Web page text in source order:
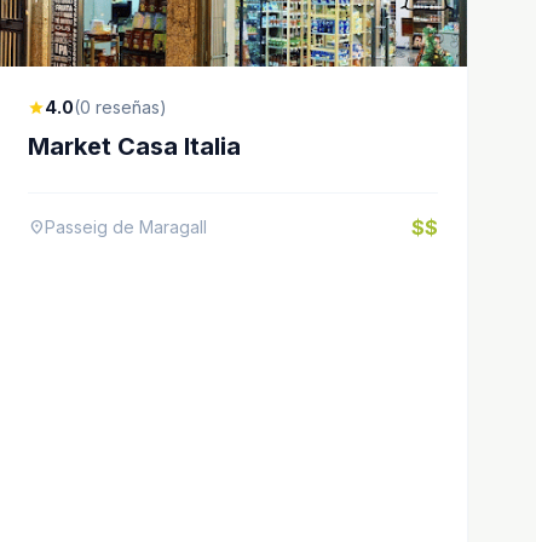
star4.0(0 reseñas)
Market Casa Italia
location_onPasseig de Maragall $$